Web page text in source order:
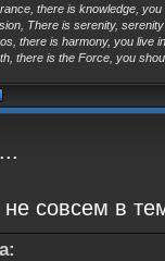
there is knowledge,
There is serenity,
there is harmony, you live
there is the Force, you
совсем в